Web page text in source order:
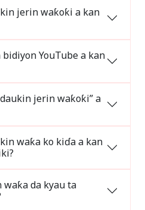
jerin waƙoƙi a kan
YouTube a kan
jerin waƙoƙi” a
waƙa ko kiɗa a kan
waƙa da kyau ta